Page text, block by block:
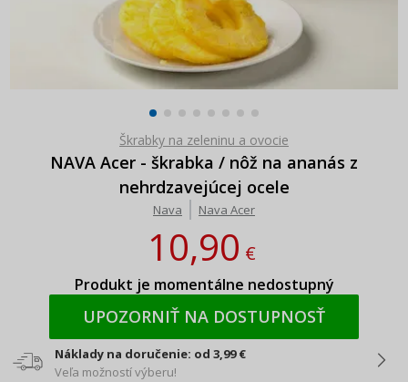
Škrabky na zeleninu a ovocie
NAVA Acer - škrabka / nôž na ananás z
nehrdzavejúcej ocele
Nava Nava Acer
10,90€
Produkt je momentálne nedostupný
UPOZORNIŤ NA DOSTUPNOSŤ
Náklady na doručenie: od 3,99 €
Veľa možností výberu!